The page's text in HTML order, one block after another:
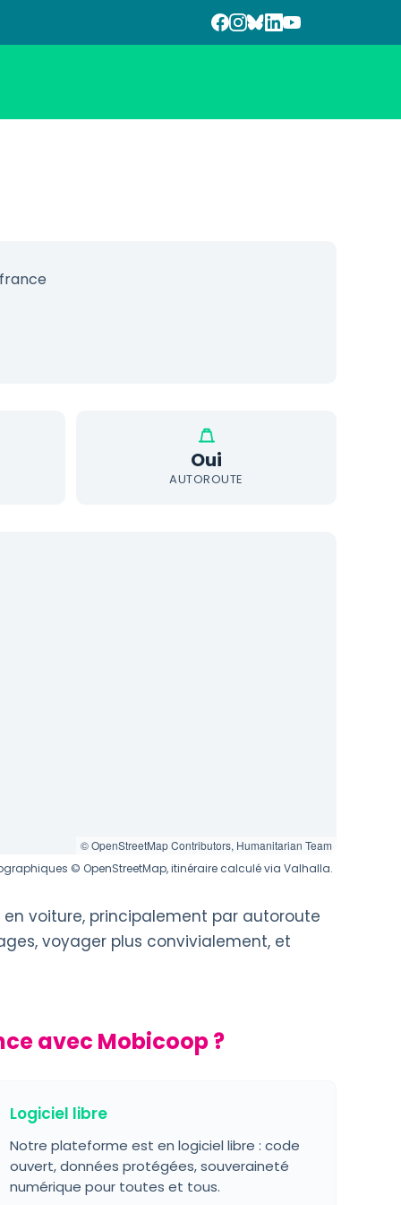
Oui
AUTOROUTE
© OpenStreetMap Contributors, Humanitarian Team
© OpenStreetMap, itinéraire calculé via Valhalla.
en voiture, principalement par autoroute
voyager plus convivialement, et
avec Mobicoop ?
Logiciel libre
Notre plateforme est en logiciel libre : code
ouvert, données protégées, souveraineté
numérique pour toutes et tous.